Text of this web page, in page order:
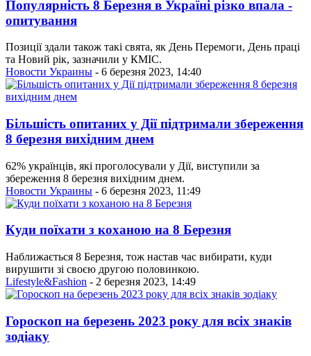
Популярність 8 Березня в Україні різко впала -
опитування
Позиції здали також такі свята, як День Перемоги, День праці
та Новий рік, зазначили у КМІС.
Новости Украины - 6 березня 2023, 14:40
Більшість опитаних у Дії підтримали збереження
8 березня вихідним днем
62% українців, які проголосували у Дії, виступили за
збереження 8 березня вихідним днем.
Новости Украины - 6 березня 2023, 11:49
Куди поїхати з коханою на 8 Березня
Наближається 8 Березня, тож настав час вибирати, куди
вирушити зі своєю другою половинкою.
Lifestyle&Fashion - 2 березня 2023, 14:49
Гороскоп на березень 2023 року для всіх знаків
зодіаку